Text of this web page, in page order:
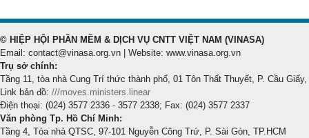
© HIỆP HỘI PHẦN MỀM & DỊCH VỤ CNTT VIỆT NAM (VINASA)
Email: contact@vinasa.org.vn | Website: www.vinasa.org.vn
Trụ sở chính:
Tầng 11, tòa nhà Cung Trí thức thành phố, 01 Tôn Thất Thuyết, P. Cầu Giấy,
Link bản đồ: ///moves.ministers.linear
Điện thoại: (024) 3577 2336 - 3577 2338; Fax: (024) 3577 2337
Văn phòng Tp. Hồ Chí Minh:
Tầng 4, Tòa nhà QTSC, 97-101 Nguyễn Công Trứ, P. Sài Gòn, TP.HCM